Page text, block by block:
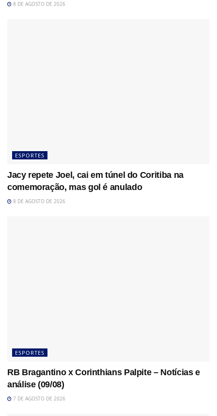
8 DE AGOSTO DE 2026
ESPORTES
Jacy repete Joel, cai em túnel do Coritiba na
comemoração, mas gol é anulado
8 DE AGOSTO DE 2026
ESPORTES
RB Bragantino x Corinthians Palpite – Notícias e
análise (09/08)
7 DE AGOSTO DE 2026